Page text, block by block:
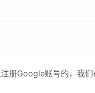
册Google账号的，我